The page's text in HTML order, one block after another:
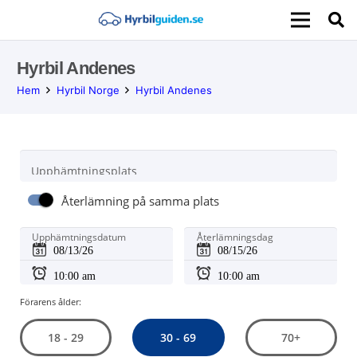
Hyrbil Andenes
Hem Hyrbil Norge Hyrbil Andenes
Upphämtningsplats
Återlämning på samma plats
Upphämtningsdatum Återlämningsdag
Förarens ålder:
18 - 29 30 - 69 70+